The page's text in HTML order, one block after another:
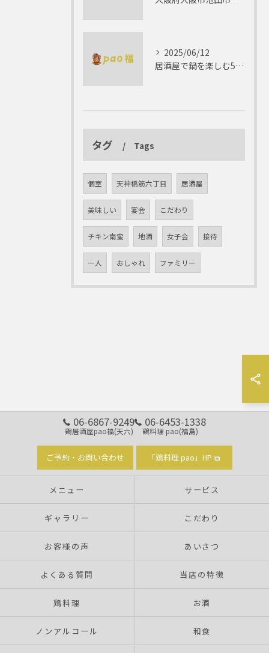
2025/06/12
居酒屋で鍋を楽しむ5つの理由 ゆったりとした時間を
タグ Tags
個室 天神橋筋六丁目 居酒屋
美味しい 宴会 こだわり
チキン南蛮 地酒 女子会 接待
一人 おしゃれ ファミリー
06-6867-9249
鶏居酒屋pao福(天六)
06-6453-1338
鶏料理 pao(福島)
ご予約・お問い合わせ 「鶏料理 pao」HP
メニュー サービス
ギャラリー こだわり
お客様の声 あいさつ
よくある質問 当店の特徴
鶏料理 お酒
ノンアルコール 和食